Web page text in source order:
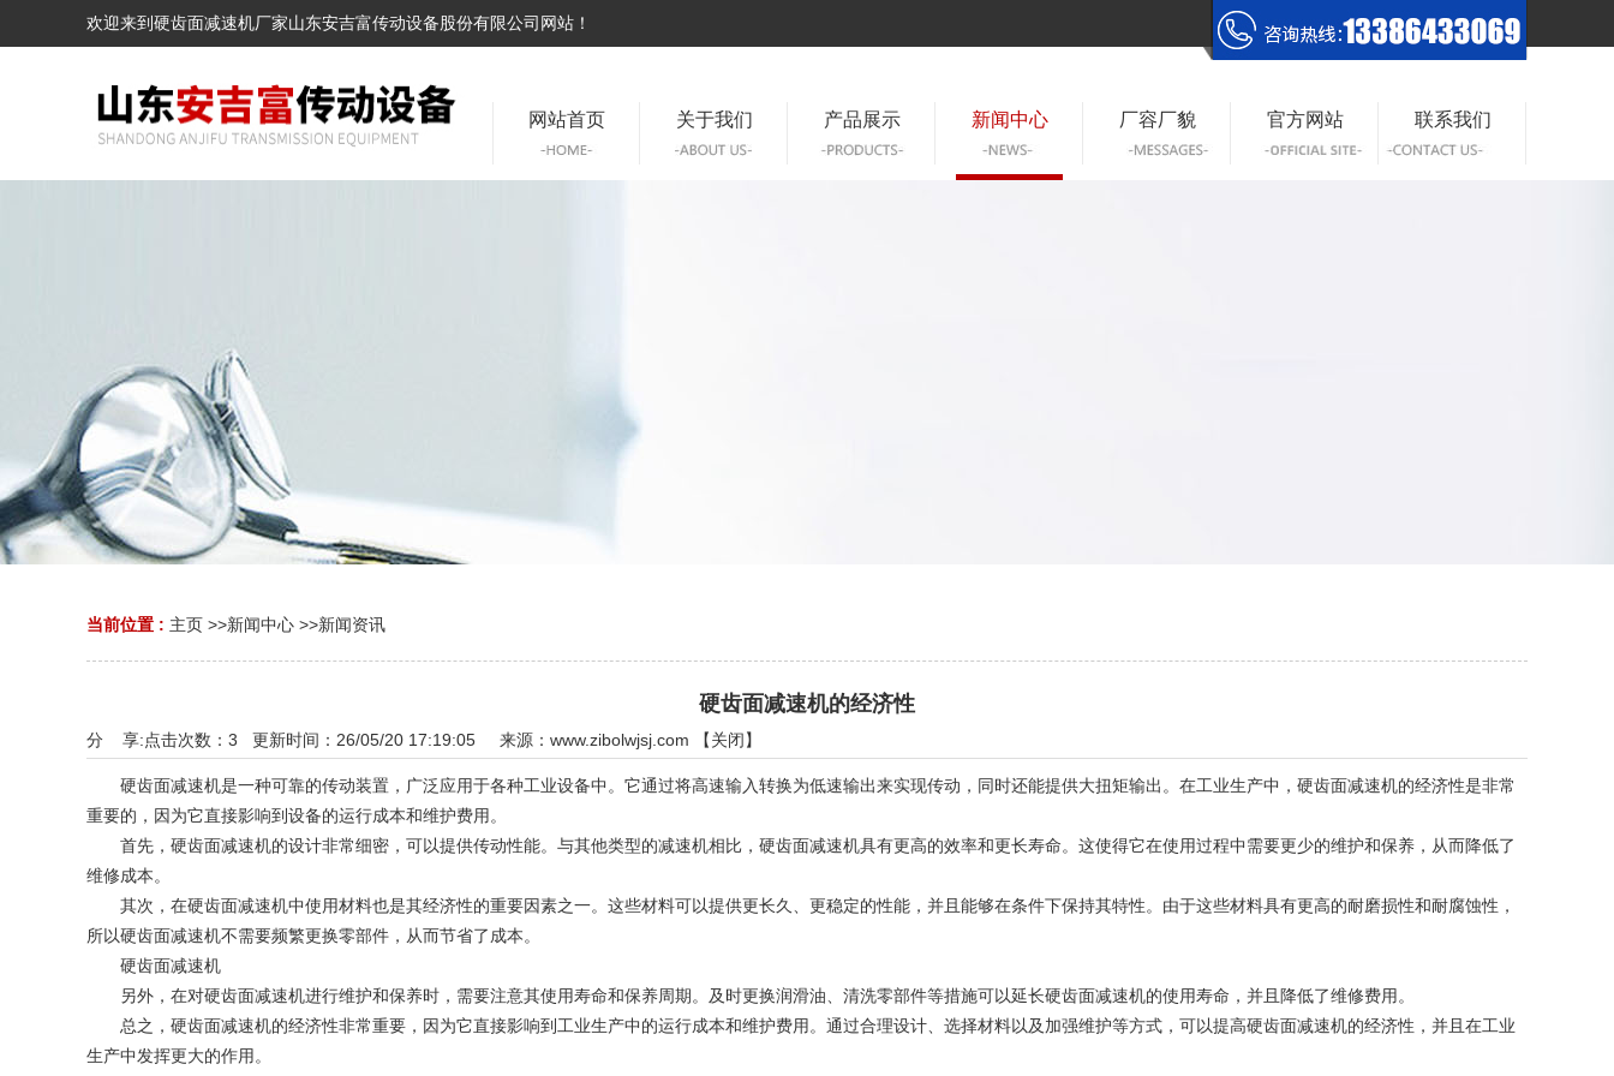
欢迎来到硬齿面减速机厂家山东安吉富传动设备股份有限公司网站！
网站首页 关于我们 产品展示 新闻中心 厂容厂貌 官方网站 联系我们
当前位置 : 主页 >>新闻中心 >>新闻资讯
硬齿面减速机的经济性
点击次数： 3 更新时间：26/05/20 17:19:05 来源： www.zibolwjsj.com 【关闭】
分 享:
硬齿面减速机是一种可靠的传动装置，广泛应用于各种工业设备中。它通过将高速输入转换为低速输出来实现传动，同时还能提供大扭矩输出。在工业生产中，硬齿面减速机的经济性是非常
重要的，因为它直接影响到设备的运行成本和维护费用。
首先，硬齿面减速机的设计非常细密，可以提供传动性能。与其他类型的减速机相比，硬齿面减速机具有更高的效率和更长寿命。这使得它在使用过程中需要更少的维护和保养，从而降低了
维修成本。
其次，在硬齿面减速机中使用材料也是其经济性的重要因素之一。这些材料可以提供更长久、更稳定的性能，并且能够在条件下保持其特性。由于这些材料具有更高的耐磨损性和耐腐蚀性，
所以硬齿面减速机不需要频繁更换零部件，从而节省了成本。
硬齿面减速机
另外，在对硬齿面减速机进行维护和保养时，需要注意其使用寿命和保养周期。及时更换润滑油、清洗零部件等措施可以延长硬齿面减速机的使用寿命，并且降低了维修费用。
总之，硬齿面减速机的经济性非常重要，因为它直接影响到工业生产中的运行成本和维护费用。通过合理设计、选择材料以及加强维护等方式，可以提高硬齿面减速机的经济性，并且在工业
生产中发挥更大的作用。